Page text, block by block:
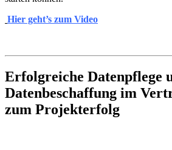
Hier geht’s zum Video
Erfolgreiche Datenpflege
Datenbeschaffung im
zum Projekterfolg